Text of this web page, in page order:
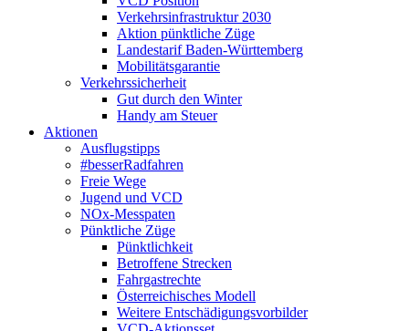
Verkehrsinfrastruktur 2030
Aktion pünktliche Züge
Landestarif Baden-Württemberg
Mobilitätsgarantie
Verkehrssicherheit
Gut durch den Winter
Handy am Steuer
Aktionen
Ausflugstipps
#besserRadfahren
Freie Wege
Jugend und VCD
NOx-Messpaten
Pünktliche Züge
Pünktlichkeit
Betroffene Strecken
Fahrgastrechte
Österreichisches Modell
Weitere Entschädigungsvorbilder